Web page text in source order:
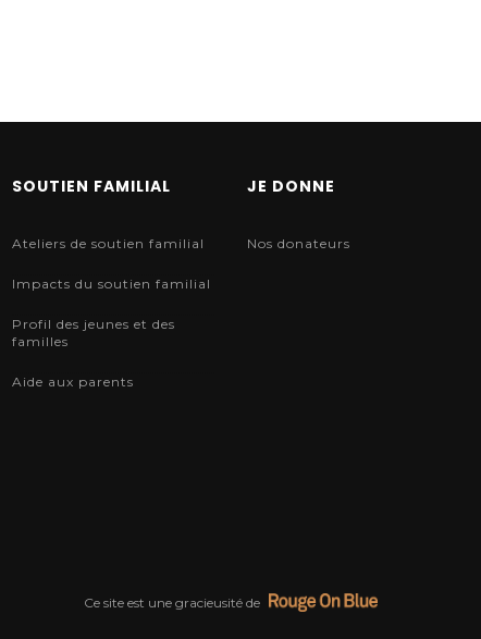
SOUTIEN FAMILIAL
Ateliers de soutien familial
Impacts du soutien familial
Profil des jeunes et des
familles
Aide aux parents
JE DONNE
Nos donateurs
Ce site est une gracieusité de